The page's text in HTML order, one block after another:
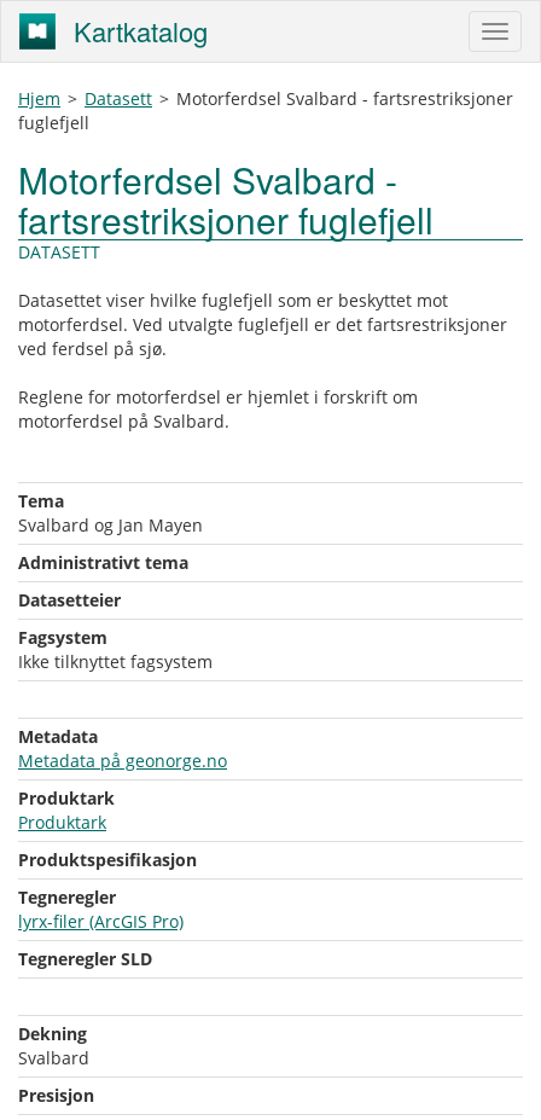
Kartkatalog
Hjem > Datasett > Motorferdsel Svalbard - fartsrestriksjoner
fuglefjell
Motorferdsel Svalbard -
fartsrestriksjoner fuglefjell
DATASETT
Datasettet viser hvilke fuglefjell som er beskyttet mot
motorferdsel. Ved utvalgte fuglefjell er det fartsrestriksjoner
ved ferdsel på sjø.
Reglene for motorferdsel er hjemlet i forskrift om
motorferdsel på Svalbard.
Tema
Svalbard og Jan Mayen
Administrativt tema
Datasetteier
Fagsystem
Ikke tilknyttet fagsystem
Metadata
Metadata på geonorge.no
Produktark
Produktark
Produktspesifikasjon
Tegneregler
lyrx-filer (ArcGIS Pro)
Tegneregler SLD
Dekning
Svalbard
Presisjon